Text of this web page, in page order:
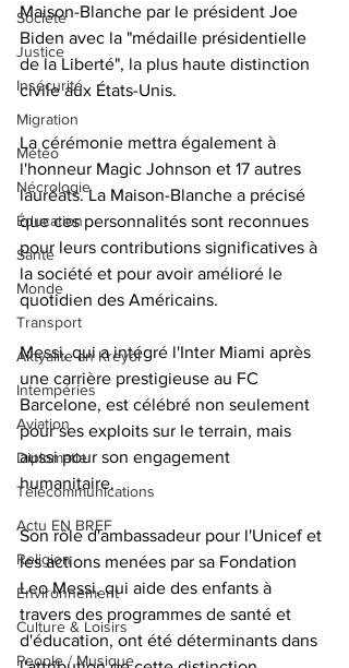
Société
Justice
Insécurité
Migration
Météo
Nécrologie
Éducation
Santé
Monde
Transport
Aktyalite an Kreyòl
Intempéries
Aviation
Diplomatie
Télécommunications
Actu EN BREF
Religion
Environnement
Culture & Loisirs
People / Musique
Maison-Blanche par le président Joe
Biden avec la "médaille présidentielle
de la Liberté", la plus haute distinction
civile aux États-Unis.
La cérémonie mettra également à
l'honneur Magic Johnson et 17 autres
lauréats. La Maison-Blanche a précisé
que ces personnalités sont reconnues
pour leurs contributions significatives à
la société et pour avoir amélioré le
quotidien des Américains.
Messi, qui a intégré l'Inter Miami après
une carrière prestigieuse au FC
Barcelone, est célébré non seulement
pour ses exploits sur le terrain, mais
aussi pour son engagement
humanitaire.
Son rôle d'ambassadeur pour l'Unicef et
les actions menées par sa Fondation
Leo Messi, qui aide des enfants à
travers des programmes de santé et
d'éducation, ont été déterminants dans